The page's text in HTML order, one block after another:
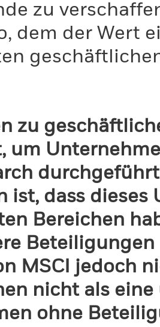
zu
dem der Wert
zu
um
ist, dass
Bereichen
MSCI jedoch
nicht als
ohne